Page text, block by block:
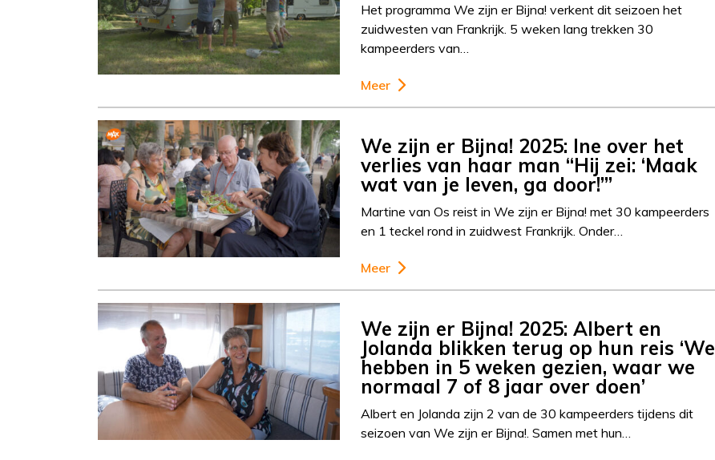
Het programma We zijn er Bijna! verkent dit seizoen het
zuidwesten van Frankrijk. 5 weken lang trekken 30
kampeerders van…
Meer
We zijn er Bijna! 2025: Ine over het
verlies van haar man “Hij zei: ‘Maak
wat van je leven, ga door!’”
Martine van Os reist in We zijn er Bijna! met 30 kampeerders
en 1 teckel rond in zuidwest Frankrijk. Onder…
Meer
We zijn er Bijna! 2025: Albert en
Jolanda blikken terug op hun reis ‘We
hebben in 5 weken gezien, waar we
normaal 7 of 8 jaar over doen’
Albert en Jolanda zijn 2 van de 30 kampeerders tijdens dit
seizoen van We zijn er Bijna!. Samen met hun…